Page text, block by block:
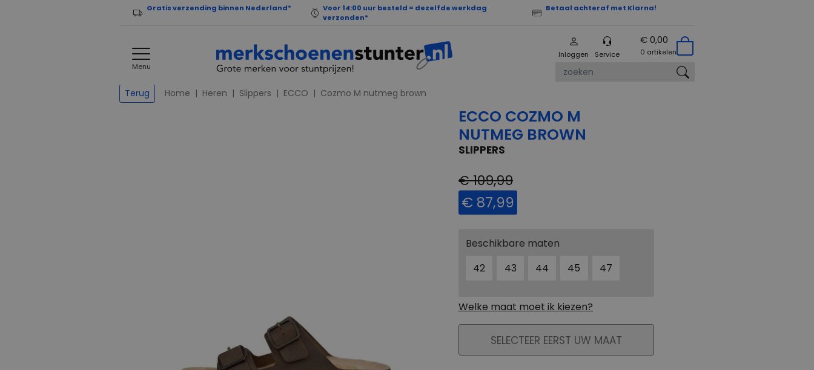
Gratis verzending binnen Nederland*
Voor 14:00 uur besteld = dezelfde werkdag
verzonden*
Betaal achteraf met Klarna!
Menu
Inloggen Service
€ 0,00
0 artikelen
Terug Home Heren Slippers ECCO Cozmo M nutmeg brown
ECCO COZMO M
NUTMEG BROWN
SLIPPERS
€ 109,99
€ 87,99
Beschikbare maten
42
43 44 45 47
Welke maat moet ik kiezen?
PLAATS IN WINKELMAND
SELECTEER EERST UW MAAT